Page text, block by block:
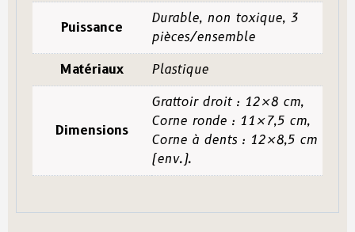
Puissance
Durable, non toxique, 3
pièces/ensemble
Matériaux Plastique
Dimensions
Grattoir droit : 12×8 cm,
Corne ronde : 11×7,5 cm,
Corne à dents : 12×8,5 cm
(env.).